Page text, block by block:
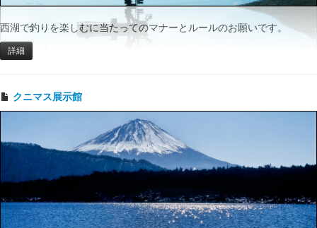
西湖で釣りを楽しむに当たってのマナーとルールのお願いです。
詳細
クニマス展示館